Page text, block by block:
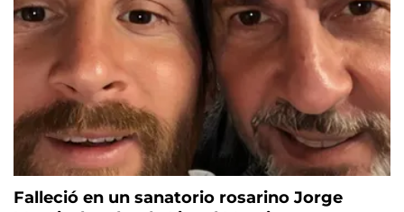
Falleció en un sanatorio rosarino Jorge